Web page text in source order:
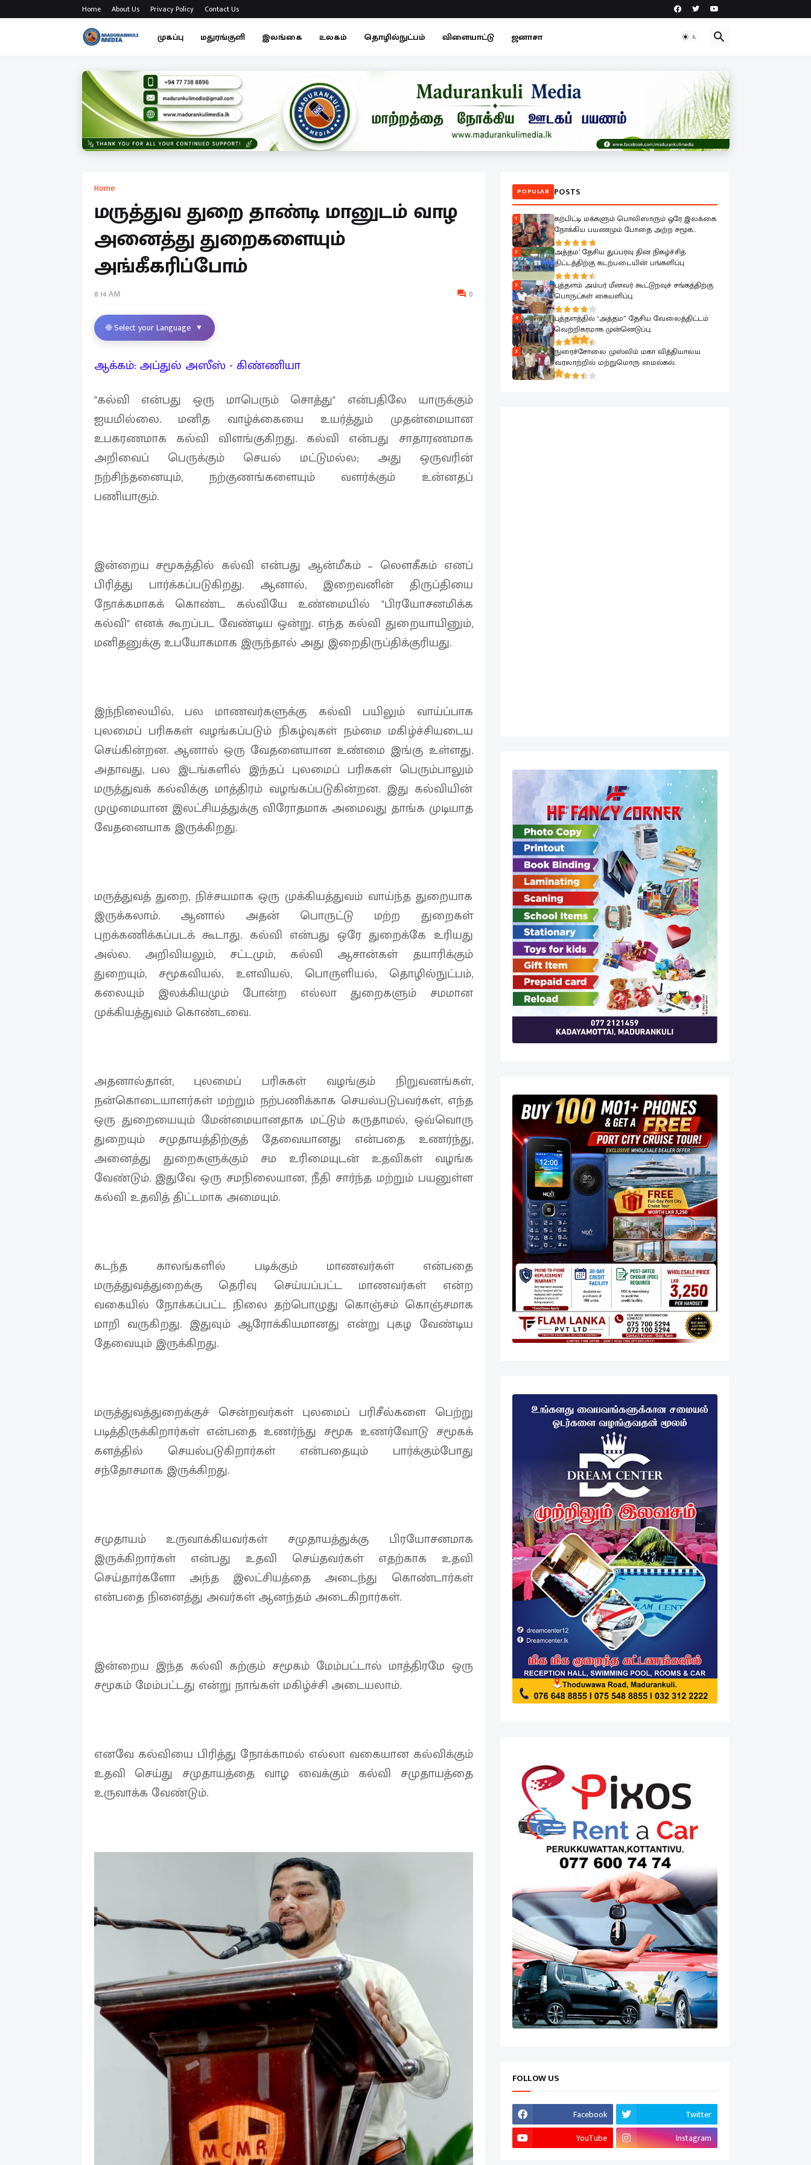
Home About Us Privacy Policy Contact Us
முகப்பு மதுரங்குளி இலங்கை உலகம் தொழில்நுட்பம் விளையாட்டு ஜனாசா
Home
மருத்துவ துறை தாண்டி மானுடம் வாழ
அனைத்து துறைகளையும்
அங்கீகரிப்போம்
8:14 AM 0
🌐 Select your Language ▼
ஆக்கம்: அப்துல் அஸீஸ் - கிண்ணியா
"கல்வி என்பது ஒரு மாபெரும் சொத்து" என்பதிலே யாருக்கும்
ஐயமில்லை. மனித வாழ்க்கையை உயர்த்தும் முதன்மையான
உபகரணமாக கல்வி விளங்குகிறது. கல்வி என்பது சாதாரணமாக
அறிவைப் பெருக்கும் செயல் மட்டுமல்ல; அது ஒருவரின்
நற்சிந்தனையும், நற்குணங்களையும் வளர்க்கும் உன்னதப்
பணியாகும்.
இன்றைய சமூகத்தில் கல்வி என்பது ஆன்மீகம் – லௌகீகம் எனப்
பிரித்து பார்க்கப்படுகிறது. ஆனால், இறைவனின் திருப்தியை
நோக்கமாகக் கொண்ட கல்வியே உண்மையில் "பிரயோசனமிக்க
கல்வி" எனக் கூறப்பட வேண்டிய ஒன்று. எந்த கல்வி துறையாயினும்,
மனிதனுக்கு உபயோகமாக இருந்தால் அது இறைதிருப்திக்குரியது.
இந்நிலையில், பல மாணவர்களுக்கு கல்வி பயிலும் வாய்ப்பாக
புலமைப் பரிசுகள் வழங்கப்படும் நிகழ்வுகள் நம்மை மகிழ்ச்சியடைய
செய்கின்றன. ஆனால் ஒரு வேதனையான உண்மை இங்கு உள்ளது.
அதாவது, பல இடங்களில் இந்தப் புலமைப் பரிசுகள் பெரும்பாலும்
மருத்துவக் கல்விக்கு மாத்திரம் வழங்கப்படுகின்றன. இது கல்வியின்
முழுமையான இலட்சியத்துக்கு விரோதமாக அமைவது தாங்க முடியாத
வேதனையாக இருக்கிறது.
மருத்துவத் துறை, நிச்சயமாக ஒரு முக்கியத்துவம் வாய்ந்த துறையாக
இருக்கலாம். ஆனால் அதன் பொருட்டு மற்ற துறைகள்
புறக்கணிக்கப்படக் கூடாது. கல்வி என்பது ஒரே துறைக்கே உரியது
அல்ல. அறிவியலும், சட்டமும், கல்வி ஆசான்கள் தயாரிக்கும்
துறையும், சமூகவியல், உளவியல், பொருளியல், தொழில்நுட்பம்,
கலையும் இலக்கியமும் போன்ற எல்லா துறைகளும் சமமான
முக்கியத்துவம் கொண்டவை.
அதனால்தான், புலமைப் பரிசுகள் வழங்கும் நிறுவனங்கள்,
நன்கொடையாளர்கள் மற்றும் நற்பணிக்காக செயல்படுபவர்கள், எந்த
ஒரு துறையையும் மேன்மையானதாக மட்டும் கருதாமல், ஒவ்வொரு
துறையும் சமுதாயத்திற்குத் தேவையானது என்பதை உணர்ந்து,
அனைத்து துறைகளுக்கும் சம உரிமையுடன் உதவிகள் வழங்க
வேண்டும். இதுவே ஒரு சமநிலையான, நீதி சார்ந்த மற்றும் பயனுள்ள
கல்வி உதவித் திட்டமாக அமையும்.
கடந்த காலங்களில் படிக்கும் மாணவர்கள் என்பதை
மருத்துவத்துறைக்கு தெரிவு செய்யப்பட்ட மாணவர்கள் என்ற
வகையில் நோக்கப்பட்ட நிலை தற்பொழுது கொஞ்சம் கொஞ்சமாக
மாறி வருகிறது. இதுவும் ஆரோக்கியமானது என்று புகழ வேண்டிய
தேவையும் இருக்கிறது.
மருத்துவத்துறைக்குச் சென்றவர்கள் புலமைப் பரிசீல்களை பெற்று
படித்திருக்கிறார்கள் என்பதை உணர்ந்து சமூக உணர்வோடு சமூகக்
களத்தில் செயல்படுகிறார்கள் என்பதையும் பார்க்கும்போது
சந்தோசமாக இருக்கிறது.
சமுதாயம் உருவாக்கியவர்கள் சமுதாயத்துக்கு பிரயோசனமாக
இருக்கிறார்கள் என்பது உதவி செய்தவர்கள் எதற்காக உதவி
செய்தார்களோ அந்த இலட்சியத்தை அடைந்து கொண்டார்கள்
என்பதை நினைத்து அவர்கள் ஆனந்தம் அடைகிறார்கள்.
இன்றைய இந்த கல்வி கற்கும் சமூகம் மேம்பட்டால் மாத்திரமே ஒரு
சமூகம் மேம்பட்டது என்று நாங்கள் மகிழ்ச்சி அடையலாம்.
எனவே கல்வியை பிரித்து நோக்காமல் எல்லா வகையான கல்விக்கும்
உதவி செய்து சமுதாயத்தை வாழ வைக்கும் கல்வி சமுதாயத்தை
உருவாக்க வேண்டும்.
POPULAR POSTS
1
கற்பிட்டி மக்களும் பொலிஸாரும் ஒரே இலக்கை
நோக்கிய பயணமும் போதை அற்ற சமூக
உருவாக்கமும்
2
அத்தம’ தேசிய துப்பரவு தின நிகழ்ச்சித்
திட்டத்திற்கு கடற்படையின் பங்களிப்பு
3
புத்தளம் அம்பர் மீனவர் கூட்டுறவுச் சங்கத்திற்கு
பொருட்கள் கையளிப்பு.
4
புத்தளத்தில் "அத்தம” தேசிய வேலைத்திட்டம்
வெற்றிகரமாக முன்னெடுப்பு.
5
நுரைச்சோலை முஸ்லிம் மகா வித்தியாலய
வரலாற்றில் மற்றுமொரு மைல்கல்.
FOLLOW US
Facebook
Twitter
YouTube
Instagram